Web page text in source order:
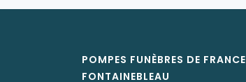
POMPES FUNÈBRES DE FRANCE
FONTAINEBLEAU